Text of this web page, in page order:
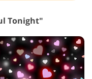
Tonight"